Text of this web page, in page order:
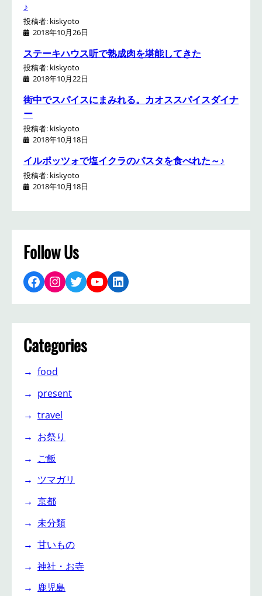
♪
投稿者: kiskyoto
2018年10月26日
ステーキハウス听で熟成肉を堪能してきた
投稿者: kiskyoto
2018年10月22日
街中でスパイスにまみれる。カオススパイスダイナ
ー
投稿者: kiskyoto
2018年10月18日
イルポッツォで塩イクラのパスタを食べれた～♪
投稿者: kiskyoto
2018年10月18日
Follow Us
Facebook Instagram Twitter YouTube LinkedIn
Categories
food
present
travel
お祭り
ご飯
ツマガリ
京都
未分類
甘いもの
神社・お寺
鹿児島